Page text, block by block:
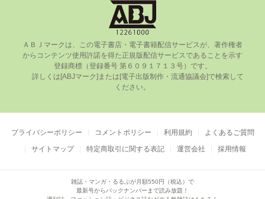
ＡＢＪマークは、この電⼦書店・電⼦書籍配信サービスが、著作権者
からコンテンツ使⽤許諾を得た正規版配信サービスであることを⽰す
登録商標（登録番号 第６０９１７１３号）です。
ください。
プライバシーポリシー コメントポリシー 利用規約
よくあるご質問
サイトマップ
特定商取引に関する表記 運営会社 採用情報
雑誌・マンガ・るるぶが月額550円（税込）で
最新号からバックナンバーまで読み放題！